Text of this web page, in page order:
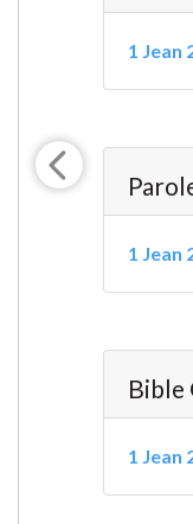
1 Jean
1 Jean
Bible
1 Jean